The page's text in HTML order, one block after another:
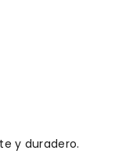
y duradero.